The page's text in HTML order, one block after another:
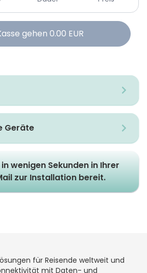
gehen 0.00 EUR
Geräte
wenigen Sekunden in Ihrer
zur Installation bereit.
für Reisende weltweit und
mit Daten- und